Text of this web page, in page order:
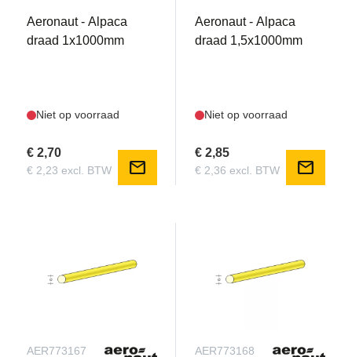
Aeronaut - Alpaca
draad 1x1000mm
Niet op voorraad
€ 2,70
€ 2,23 excl. BTW mail
Aeronaut - Alpaca
draad 1,5x1000mm
Niet op voorraad
€ 2,85
€ 2,36 excl. BTW mail
AER773167 AER773168